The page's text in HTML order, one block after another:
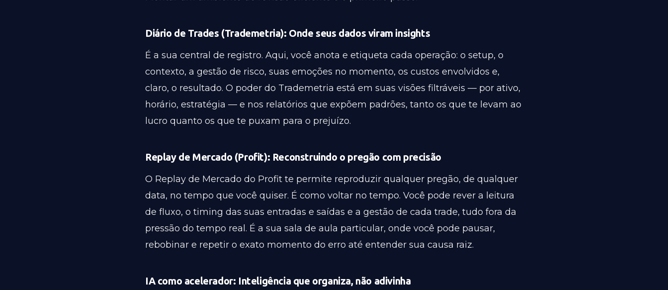
Diário de Trades (Trademetria): Onde seus dados viram insights
É a sua central de registro. Aqui, você anota e etiqueta cada operação: o setup, o
contexto, a gestão de risco, suas emoções no momento, os custos envolvidos e,
claro, o resultado. O poder do Trademetria está em suas visões filtráveis — por ativo,
horário, estratégia — e nos relatórios que expõem padrões, tanto os que te levam ao
lucro quanto os que te puxam para o prejuízo.
Replay de Mercado (Profit): Reconstruindo o pregão com precisão
O Replay de Mercado do Profit te permite reproduzir qualquer pregão, de qualquer
data, no tempo que você quiser. É como voltar no tempo. Você pode rever a leitura
de fluxo, o timing das suas entradas e saídas e a gestão de cada trade, tudo fora da
pressão do tempo real. É a sua sala de aula particular, onde você pode pausar,
rebobinar e repetir o exato momento do erro até entender sua causa raiz.
IA como acelerador: Inteligência que organiza, não adivinha